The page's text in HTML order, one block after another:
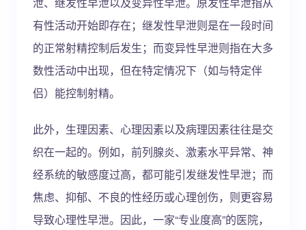
有性活动开始即存在；继发性早泄则是在一段时间
的正常射精控制后发生；而变异性早泄则指在大多
数性活动中出现，但在特定情况下（如与特定伴
侣）能控制射精。
此外，生理因素、心理因素以及病理因素往往是交
织在一起的。例如，前列腺炎、激素水平异常、神
经系统的敏感度过高，都可能引发继发性早泄；而
焦虑、抑郁、不良的性经历或心理创伤，则更容易
导致心理性早泄。因此，一家“专业度高”的医院，